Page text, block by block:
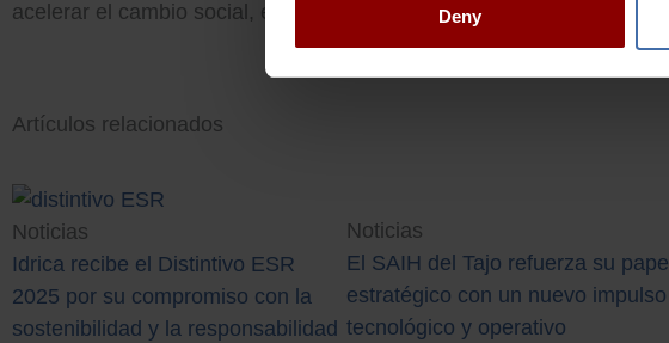
Deny
acelerar el cambio social, educativo y productivo.
Artículos relacionados
Noticias
Idrica recibe el Distintivo ESR
2025 por su compromiso con la
sostenibilidad y la responsabilidad
Noticias
El SAIH del Tajo refuerza su papel
estratégico con un nuevo impulso
tecnológico y operativo